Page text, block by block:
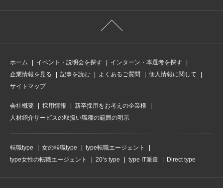
ホーム イベント・説明会を探す
インターン・本選考を探す
企業情報を見る
記事を読む よくあるご質問
個人情報に関して
サイトマップ
会社概要 採用情報
新卒採用をお考えの企業様
人材紹介サービスの取扱い職種の範囲の明示
転職type 女の転職type
type転職エージェント
type女性の転職エージェント
20’s type type IT派遣 Direct type